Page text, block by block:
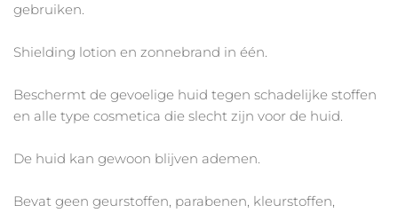
gebruiken.
Shielding lotion en zonnebrand in één.
Beschermt de gevoelige huid tegen schadelijke stoffen
en alle type cosmetica die slecht zijn voor de huid.
De huid kan gewoon blijven ademen.
Bevat geen geurstoffen, parabenen, kleurstoffen,